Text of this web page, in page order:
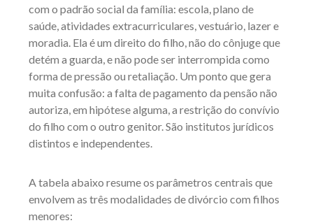
com o padrão social da família: escola, plano de
saúde, atividades extracurriculares, vestuário, lazer e
moradia. Ela é um direito do filho, não do cônjuge que
detém a guarda, e não pode ser interrompida como
forma de pressão ou retaliação. Um ponto que gera
muita confusão: a falta de pagamento da pensão não
autoriza, em hipótese alguma, a restrição do convívio
do filho com o outro genitor. São institutos jurídicos
distintos e independentes.
A tabela abaixo resume os parâmetros centrais que
envolvem as três modalidades de divórcio com filhos
menores: